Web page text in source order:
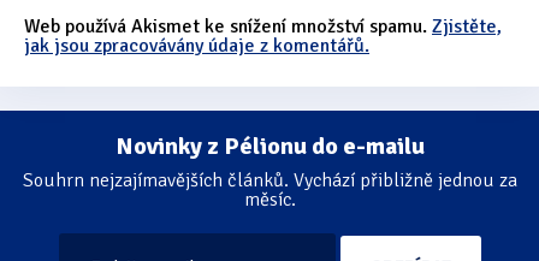
Web používá Akismet ke snížení množství spamu. Zjistěte,
jak jsou zpracovávány údaje z komentářů.
Novinky z Pélionu do e-mailu
Souhrn nejzajímavějších článků. Vychází přibližně jednou za
měsíc.